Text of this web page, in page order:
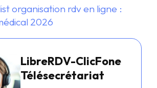
organisation rdv en ligne :
2026
LibreRDV-ClicFone
Télésecrétariat